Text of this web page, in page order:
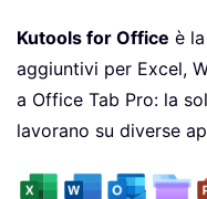
Kutools for Office è
aggiuntivi per Excel,
a Office Tab Pro: la
lavorano su diverse